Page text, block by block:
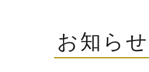
お知らせ